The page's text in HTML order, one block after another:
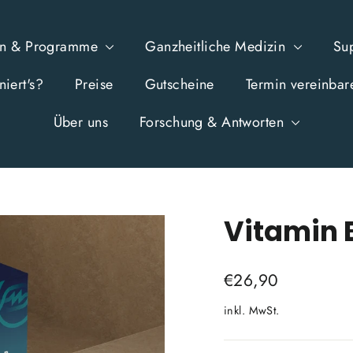
& Programme Ganzheitliche Medizin
Preise Gutscheine Termin
Über uns
Forschung & Antworten
Vitamin
Normaler
€26,90
inkl. MwSt.